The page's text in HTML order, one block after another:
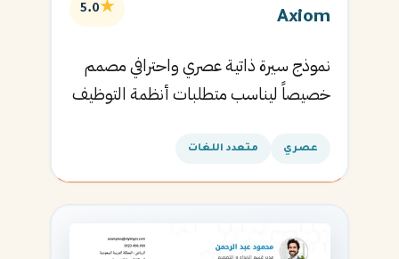
Axiom
★
5.0
نموذج سيرة ذاتية عصري واحترافي مصمم
خصيصاً ليناسب متطلبات أنظمة التوظيف
القادمة.
عصري متعدد اللغات